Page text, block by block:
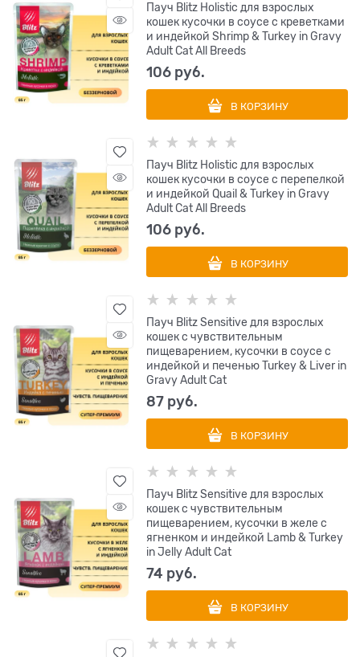
Пауч Blitz Holistic для взрослых
кошек кусочки в соусе с креветками
и индейкой Shrimp & Turkey in Gravy
Adult Cat All Breeds
106 руб.
В КОРЗИНУ
Пауч Blitz Holistic для взрослых
кошек кусочки в соусе с перепелкой
и индейкой Quail & Turkey in Gravy
Adult Cat All Breeds
106 руб.
В КОРЗИНУ
Пауч Blitz Sensitive для взрослых
кошек с чувствительным
пищеварением, кусочки в соусе с
индейкой и печенью Turkey & Liver in
Gravy Adult Cat
87 руб.
В КОРЗИНУ
Пауч Blitz Sensitive для взрослых
кошек с чувствительным
пищеварением, кусочки в желе с
ягненком и индейкой Lamb & Turkey
in Jelly Adult Cat
74 руб.
В КОРЗИНУ